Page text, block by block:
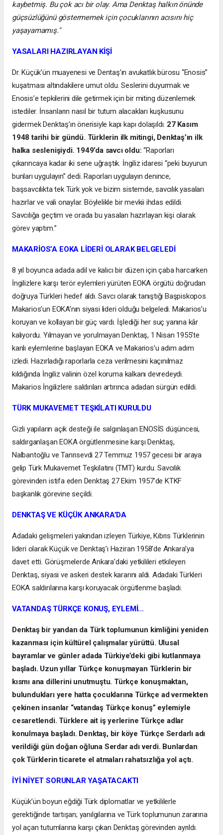
kaybetmiş. Bu çok acı bir olay. Ama Denktaş halkın önünde
güçsüzlüğünü göstermemek için çocuklarının acısını hiç
yaşayamamış."
YASALARI HAZIRLAYAN KİŞİ
Dr. Küçük’ün muayenesi ve Dentaş’ın avukatlık bürosu “Enosis”
kuşatması altındakilere umut oldu. Seslerini duyurmak ve
Enosis’e tepkilerini dile getirmek için bir miting düzenlemek
istediler. İnsanların nasıl bir tutum alacakları kuşkusunu
gidermek Denktaş’ın önerisiyle kapı kapı dolaşıldı. 27 Kasım
1948 tarihi bir gündü. Türklerin ilk mitingi, Denktaş’ın ilk
halka seslenişiydi. 1949’da savcı oldu:“Raporları
çıkarıncaya kadar iki sene uğraştık. İngiliz idaresi “peki buyurun
bunları uygulayın” dedi. Raporları uygulayın denince,
başsavcılıkta tek Türk yok ve bizim sistemde, savcılık yasaları
hazırlar ve vali onaylar. Böylelikle bir mevkii ihdas edildi.
Savcılığa geçtim ve orada bu yasaları hazırlayan kişi olarak
görev yaptım.”
MAKARİOS’A EOKA LİDERİ OLARAK BELGELEDİ
8 yıl boyunca adada adil ve kalıcı bir düzen için çaba harcarken
İngilizlere karşı terör eylemleri yürüten EOKA örgütü doğrudan
doğruya Türkleri hedef aldı. Savcı olarak tanıştığı Başpiskopos
Makarios’un EOKA’nın siyasi lideri olduğu belgeledi. Makarios’u
koruyan ve kollayan bir güç vardı. İşlediği her suç yanına kâr
kalıyordu. Yılmayan ve yorulmayan Denktaş, 1 Nisan 1955’te
kanlı eylemlerine başlayan EOKA ve Makarios’u adım adım
izledi. Hazırladığı raporlarla ceza verilmesini kaçınılmaz
kıldığında İngiliz valinin özel koruma kalkanı devredeydi.
Makarios İngilizlere saldırıları artırınca adadan sürgün edildi.
TÜRK MUKAVEMET TEŞKİLATI KURULDU
Gizli yapıların açık desteği ile salgınlaşan ENOSİS düşüncesi,
saldırganlaşan EOKA örgütlenmesine karşı Denktaş,
Nalbantoğlu ve Tanrısevdi 27 Temmuz 1957 gecesi bir araya
gelip Türk Mukavemet Teşkilatını (TMT) kurdu. Savcılık
görevinden istifa eden Denktaş 27 Ekim 1957’de KTKF
başkanlık görevine seçildi.
DENKTAŞ VE KÜÇÜK ANKARA’DA
Adadaki gelişmeleri yakından izleyen Türkiye, Kıbrıs Türklerinin
lideri olarak Küçük ve Denktaş’ı Haziran 1958’de Ankara’ya
davet etti. Görüşmelerde Ankara’daki yetkilileri etkileyen
Denktaş, siyasi ve askeri destek kararını aldı. Adadaki Türkleri
EOKA saldırılarına karşı koruyacak örgütlenme başladı.
VATANDAŞ TÜRKÇE KONUŞ, EYLEMİ…
Denktaş bir yandan da Türk toplumunun kimliğini yeniden
kazanması için kültürel çalışmalar yürüttü. Ulusal
bayramlar ve günler adada Türkiye’deki gibi kutlanmaya
başladı. Uzun yıllar Türkçe konuşmayan Türklerin bir
kısmı ana dillerini unutmuştu. Türkçe konuşmaktan,
bulundukları yere hatta çocuklarına Türkçe ad vermekten
çekinen insanlar “vatandaş Türkçe konuş” eylemiyle
cesaretlendi. Türklere ait iş yerlerine Türkçe adlar
konulmaya başladı. Denktaş, bir köye Türkçe Serdarlı adı
verildiği gün doğan oğluna Serdar adı verdi. Bunlardan
çok Türklerin ticarete el atmaları rahatsızlığa yol açtı.
İYİ NİYET SORUNLAR YAŞATACAKTI
Küçük’ün boyun eğdiği Türk diplomatlar ve yetkililerle
gerektiğinde tartışan; yanılgılarına ve Türk toplumunun zararına
yol açan tutumlarına karşı çıkan Denktaş görevinden ayrıldı.